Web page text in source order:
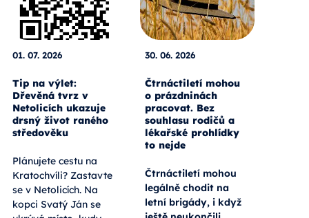
01. 07. 2026
Tip na výlet:
Dřevěná tvrz v
Netolicích ukazuje
drsný život raného
středověku
Plánujete cestu na
Kratochvíli? Zastavte
se v Netolicích. Na
kopci Svatý Ján se
30. 06. 2026
Čtrnáctiletí mohou
o prázdninách
pracovat. Bez
souhlasu rodičů a
lékařské prohlídky
to nejde
Čtrnáctiletí mohou
legálně chodit na
letní brigády, i když